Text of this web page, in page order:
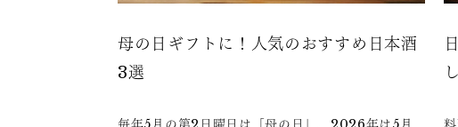
母の日ギフトに！人気のおすすめ日本酒
3選